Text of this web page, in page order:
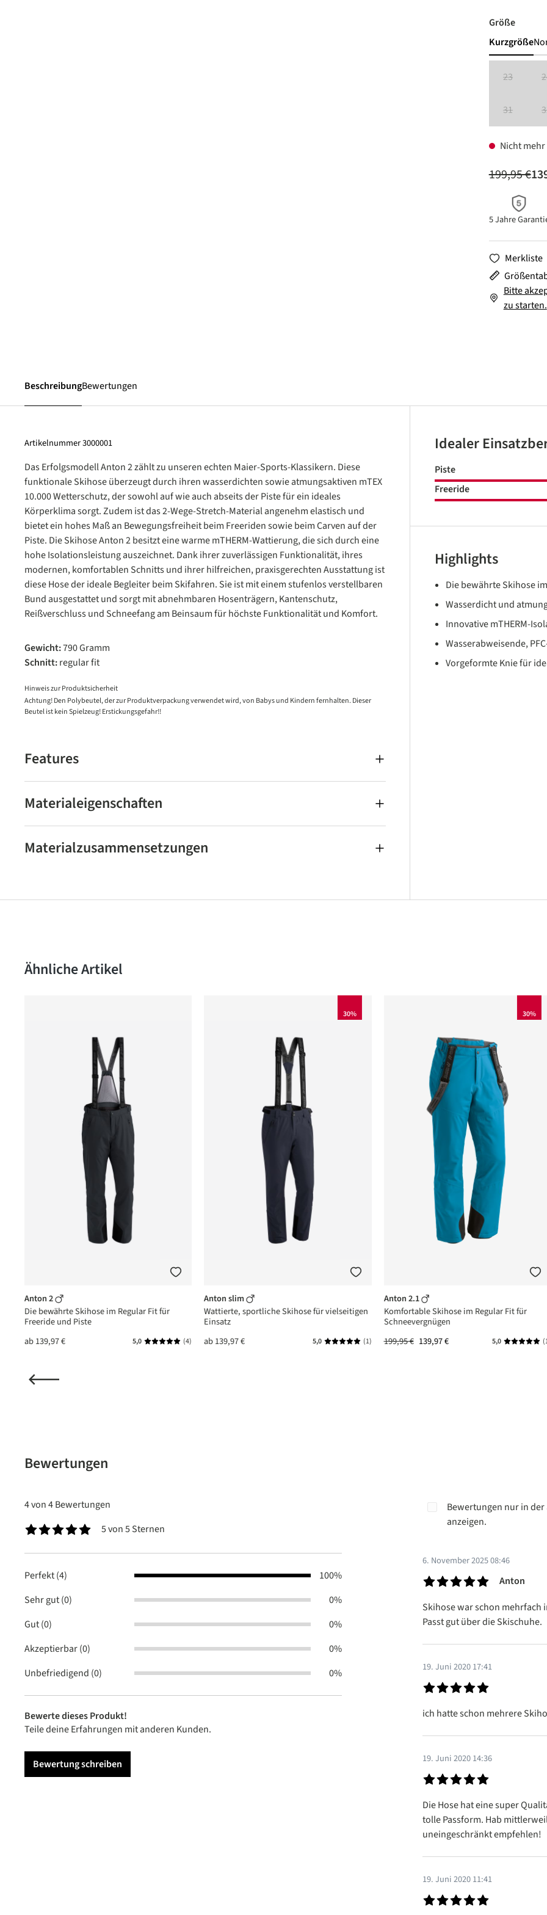
Größe
Kurzgröße
23
31
Nicht
199,95 €
5 Jahre
Merkliste
Bitte
zu starten.
BeschreibungBewertungen
Artikelnummer3000001
Das Erfolgsmodell Anton 2 zählt zu unseren echten Maier-Sports-Klassikern. Diese
funktionale Skihose überzeugt durch ihren wasserdichten sowie atmungsaktiven mTEX
10.000 Wetterschutz, der sowohl auf wie auch abseits der Piste für ein ideales
Körperklima sorgt. Zudem ist das 2-Wege-Stretch-Material angenehm elastisch und
bietet ein hohes Maß an Bewegungsfreiheit beim Freeriden sowie beim Carven auf der
Piste. Die Skihose Anton 2 besitzt eine warme mTHERM-Wattierung, die sich durch eine
hohe Isolationsleistung auszeichnet. Dank ihrer zuverlässigen Funktionalität, ihres
modernen, komfortablen Schnitts und ihrer hilfreichen, praxisgerechten Ausstattung ist
diese Hose der ideale Begleiter beim Skifahren. Sie ist mit einem stufenlos verstellbaren
Bund ausgestattet und sorgt mit abnehmbaren Hosenträgern, Kantenschutz,
Reißverschluss und Schneefang am Beinsaum für höchste Funktionalität und Komfort.
Gewicht:790 Gramm
Schnitt:regular fit
Hinweis zur Produktsicherheit
Achtung! Den Polybeutel, der zur Produktverpackung verwendet wird, von Babys und Kindern fernhalten. Dieser
Beutel ist kein Spielzeug! Erstickungsgefahr!!
Features
Materialeigenschaften
Materialzusammensetzungen
Idealer
Piste
Freeride
Highlights
Die bewährte Skihose
Wasserdicht und
Innovative mTHERM-
Wasserabweisende,
Vorgeformte Knie für
Produktgalerie überspringen
Ähnliche Artikel
Bewertung von 5 von 5 Sternen
Anton 2
Die bewährte Skihose im Regular Fit für
Freeride und Piste
ab139,97 € 5,0 Durchschnittliche Bewertung von 5 von 5 Sternen
(4)
30%
Anton slim
Wattierte, sportliche Skihose für vielseitigen
Einsatz
ab139,97 € 5,0 Durchschnittliche Bewertung von 5 von 5 Sternen
(1)
30%
Anton 2.1
Komfortable Skihose im Regular Fit für
Schneevergnügen
199,95 € 139,97 € 5,0
Bewertungen
4 von 4 Bewertungen
5 von 5 Sternen
Perfekt (4)
100%
Sehr gut (0)
0%
Gut (0)
0%
Akzeptierbar (0)
0%
Unbefriedigend (0)
0%
Bewerte dieses Produkt!
Teile deine Erfahrungen mit anderen Kunden.
Bewertung schreiben
Bewertungen nur in
anzeigen.
6. November 2025 08:46
Anton
Skihose war schon mehrfach
Passt gut über die Skischuhe.
19. Juni 2020 17:41
ich hatte schon mehrere
19. Juni 2020 14:36
Die Hose hat eine super
tolle Passform. Hab
uneingeschränkt empfehlen!
19. Juni 2020 11:41